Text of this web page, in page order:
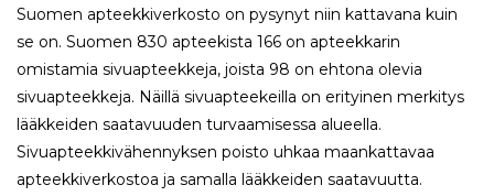
Suomen apteekkiverkosto on pysynyt niin kattavana kuin
se on. Suomen 830 apteekista 166 on apteekkarin
omistamia sivuapteekkeja, joista 98 on ehtona olevia
sivuapteekkeja. Näillä sivuapteekeilla on erityinen merkitys
lääkkeiden saatavuuden turvaamisessa alueella.
Sivuapteekkivähennyksen poisto uhkaa maankattavaa
apteekkiverkostoa ja samalla lääkkeiden saatavuutta.